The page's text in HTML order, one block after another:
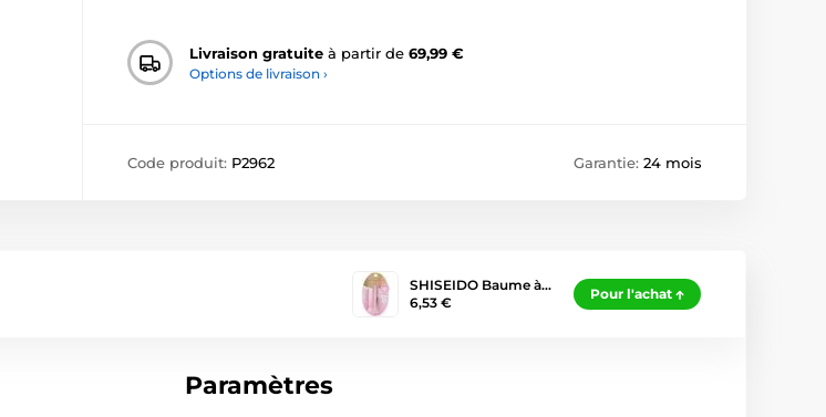
Livraison gratuite à partir de 69,99 €
Options de livraison ›
Code produit: P2962 Garantie: 24 mois
SHISEIDO Baume à…
6,53 €
Pour l'achat
Paramètres